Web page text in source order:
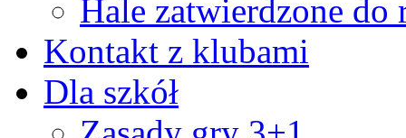
Hale zatwierdzone
Kontakt z klubami
Dla szkół